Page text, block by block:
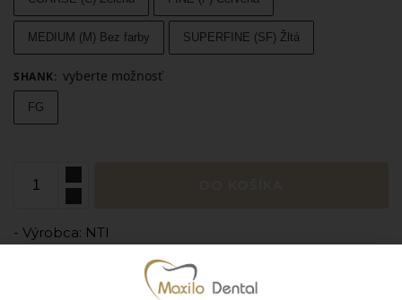
MEDIUM (M) Bez farby SUPERFINE (SF) Žltá
SHANK: vyberte možnosť
FG
- Výrobca: NTI
Pridať k obľúbeným